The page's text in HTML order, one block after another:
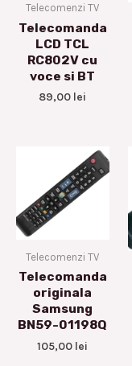
Telecomenzi TV
Telecomanda
LCD TCL
RC802V cu
voce si BT
89,00 lei
Telecomenzi TV
Telecomanda
originala
Samsung
BN59-01198Q
105,00 lei